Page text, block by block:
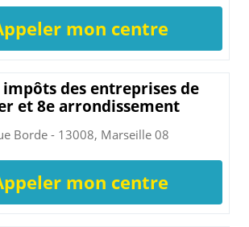
mon centre
impôts des entreprises de
et 8e arrondissement
Borde - 13008, Marseille 08
mon centre